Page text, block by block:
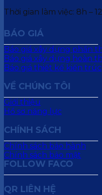
Thời gian làm việc: 8h –
BÁO GIÁ
Báo giá xây dựng phần
Báo giá xây dựng hoàn
Báo giá thiết kế kiến trúc
VỀ CHÚNG TÔI
Giới thiệu
Hồ sơ năng lực
CHÍNH SÁCH
Chính sách bảo hành
Chính sách bảo mật
FOLLOW FACO
QR LIÊN HỆ